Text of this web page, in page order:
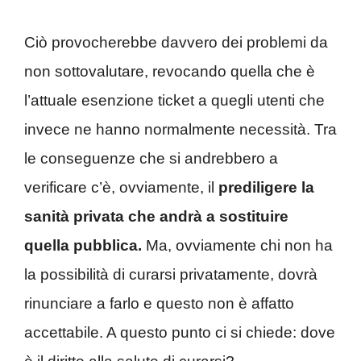
Ciò provocherebbe davvero dei problemi da
non sottovalutare, revocando quella che è
l’attuale esenzione ticket a quegli utenti che
invece ne hanno normalmente necessità. Tra
le conseguenze che si andrebbero a
verificare c’è, ovviamente, il prediligere la
sanità privata che andrà a sostituire
quella pubblica. Ma, ovviamente chi non ha
la possibilità di curarsi privatamente, dovrà
rinunciare a farlo e questo non è affatto
accettabile. A questo punto ci si chiede: dove